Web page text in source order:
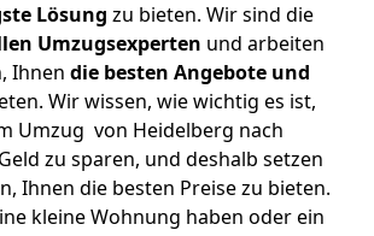
Lösung zu bieten. Wir sind die
Umzugsexperten und arbeiten
Ihnen die besten Angebote und
Wir wissen, wie wichtig es ist,
Umzug von Heidelberg nach
zu sparen, und deshalb setzen
Ihnen die besten Preise zu bieten.
kleine Wohnung haben oder ein